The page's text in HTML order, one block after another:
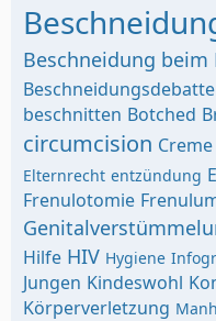
Beschneidung beim
Beschneidungsdebatte
beschnitten Botched
circumcision Creme
Elternrecht entzündung
Frenulotomie
Hilfe HIV Hygiene
Jungen Kindeswohl
Körperverletzung